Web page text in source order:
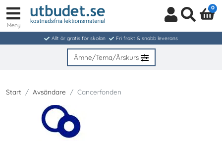
in
/
Meny
0
Allt är gratis för skolan Fri frakt & snabb leverans
Ämne/Tema/Årskurs
Start Avsändare Cancerfonden